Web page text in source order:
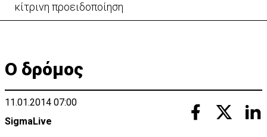
θωρηκτών κλάσης «Τραμπ»
Ο δρόμος
11.01.2014 07:00
SigmaLive